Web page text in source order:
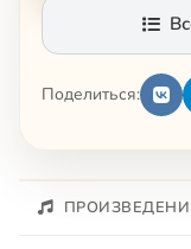
Поделиться: